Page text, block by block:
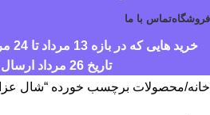
فروشگاهتماس با ما
تاریخ 26 مرداد ارسال میگردد...
خانه محصولات برچسب خورده “شال